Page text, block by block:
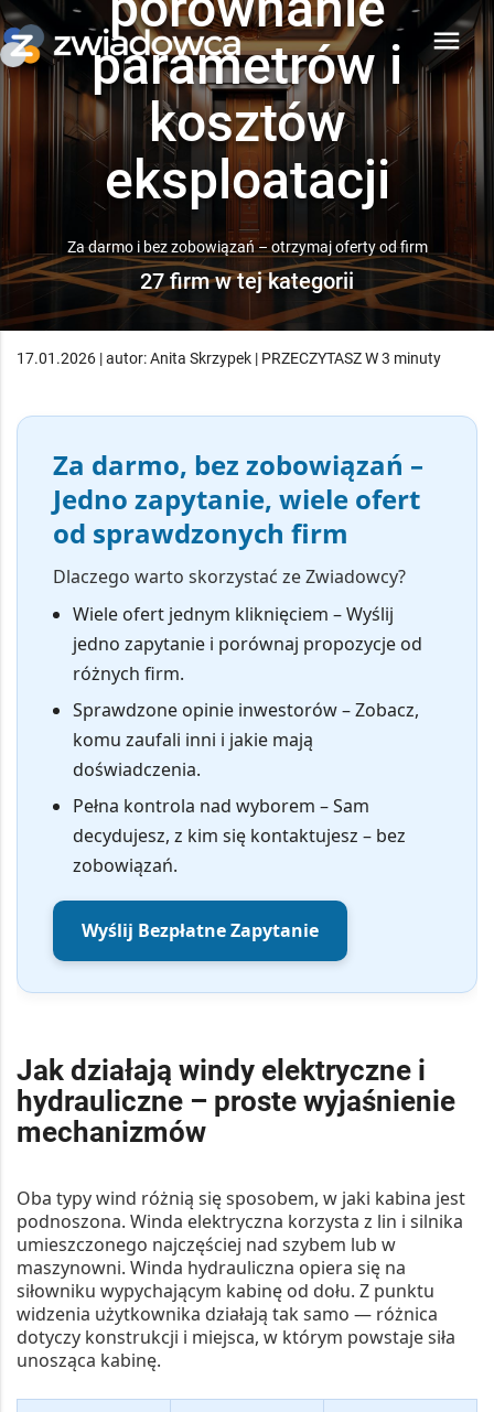
menu
parametrów i
kosztów
eksploatacji
Za darmo i bez zobowiązań – otrzymaj oferty od firm
27 firm w tej kategorii
17.01.2026 | autor: Anita Skrzypek | PRZECZYTASZ W 3 minuty
Za darmo, bez zobowiązań –
Jedno zapytanie, wiele ofert
od sprawdzonych firm
Dlaczego warto skorzystać ze Zwiadowcy?
Wiele ofert jednym kliknięciem – Wyślij
jedno zapytanie i porównaj propozycje od
różnych firm.
Sprawdzone opinie inwestorów– Zobacz,
komu zaufali inni i jakie mają
doświadczenia.
Pełna kontrola nad wyborem – Sam
decydujesz, z kim się kontaktujesz – bez
zobowiązań.
Wyślij Bezpłatne Zapytanie
Jak działają windy elektryczne i
hydrauliczne – proste wyjaśnienie
mechanizmów
Oba typy wind różnią się sposobem, w jaki kabina jest
podnoszona. Winda elektryczna korzysta z lin i silnika
umieszczonego najczęściej nad szybem lub w
maszynowni. Winda hydrauliczna opiera się na
siłowniku wypychającym kabinę od dołu. Z punktu
widzenia użytkownika działają tak samo — różnica
dotyczy konstrukcji i miejsca, w którym powstaje siła
unosząca kabinę.